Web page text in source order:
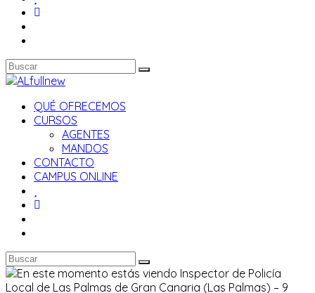
QUÉ OFRECEMOS
CURSOS
AGENTES
MANDOS
CONTACTO
CAMPUS ONLINE